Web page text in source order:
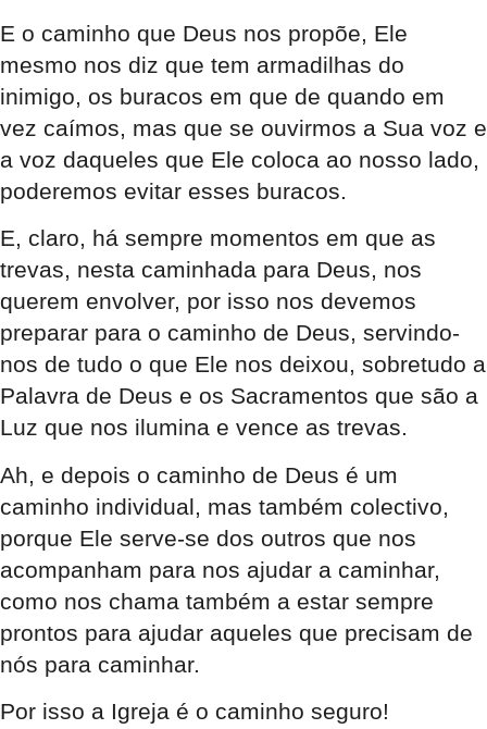
E o caminho que Deus nos propõe, Ele
mesmo nos diz que tem armadilhas do
inimigo, os buracos em que de quando em
vez caímos, mas que se ouvirmos a Sua voz e
a voz daqueles que Ele coloca ao nosso lado,
poderemos evitar esses buracos.
E, claro, há sempre momentos em que as
trevas, nesta caminhada para Deus, nos
querem envolver, por isso nos devemos
preparar para o caminho de Deus, servindo-
nos de tudo o que Ele nos deixou, sobretudo a
Palavra de Deus e os Sacramentos que são a
Luz que nos ilumina e vence as trevas.
Ah, e depois o caminho de Deus é um
caminho individual, mas também colectivo,
porque Ele serve-se dos outros que nos
acompanham para nos ajudar a caminhar,
como nos chama também a estar sempre
prontos para ajudar aqueles que precisam de
nós para caminhar.
Por isso a Igreja é o caminho seguro!